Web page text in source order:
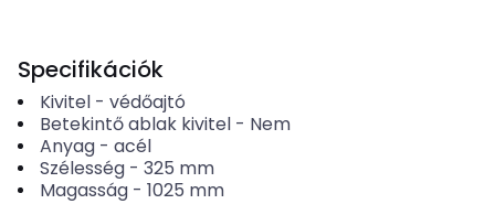
Specifikációk
Kivitel- védőajtó
Betekintő ablak kivitel- Nem
Anyag- acél
Szélesség- 325 mm
Magasság- 1025 mm